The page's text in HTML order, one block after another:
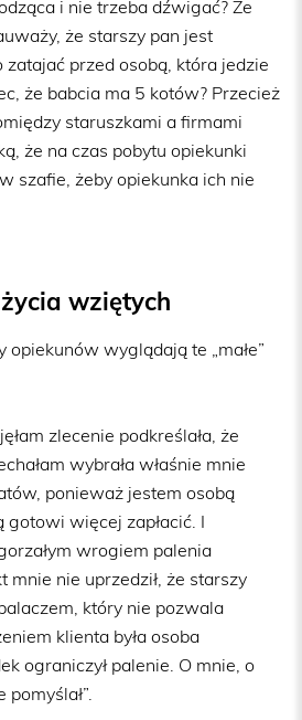
i nie trzeba dźwigać? Że
że starszy pan jest
zatajać przed osobą, która jedzie
że babcia ma 5 kotów? Przecież
staruszkami a firmami
że na czas pobytu opiekunki
szafie, żeby opiekunka ich nie
wziętych
opiekunów wyglądają te „małe”
zlecenie podkreślała, że
wybrała właśnie mnie
ponieważ jestem osobą
więcej zapłacić. I
wrogiem palenia
mnie nie uprzedził, że starszy
który nie pozwala
klienta była osoba
ograniczył palenie. O mnie, o